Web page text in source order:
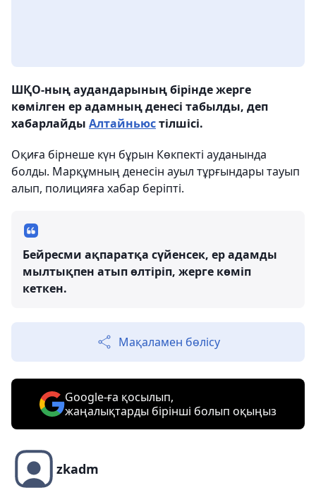
ШҚО-ның аудандарының бірінде жерге
көмілген ер адамның денесі табылды, деп
хабарлайды Алтайньюстілшісі.
Оқиға бірнеше күн бұрын Көкпекті ауданында
болды. Марқұмның денесін ауыл тұрғындары тауып
алып, полицияға хабар беріпті.
Бейресми ақпаратқа сүйенсек, ер адамды
мылтықпен атып өлтіріп, жерге көміп
кеткен.
Мақаламен бөлісу
Google-ға қосылып,
жаңалықтарды бірінші болып оқыңыз
zkadm